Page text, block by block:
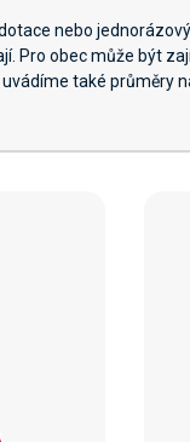
nebo
Pro obec může být
uvádíme také průměry